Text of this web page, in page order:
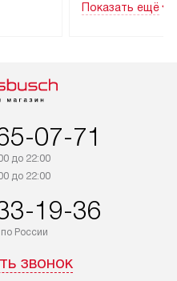
эксплуатации
Показать ещё
07-71
до 22:00
до 22:00
19-36
России
звонок